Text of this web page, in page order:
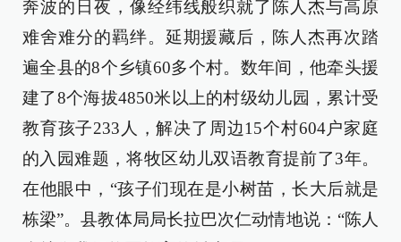
奔波的日夜，像经纬线般织就了陈人杰与高原
难舍难分的羁绊。延期援藏后，陈人杰再次踏
遍全县的8个乡镇60多个村。数年间，他牵头援
建了8个海拔4850米以上的村级幼儿园，累计受
教育孩子233人，解决了周边15个村604户家庭
的入园难题，将牧区幼儿双语教育提前了3年。
在他眼中，“孩子们现在是小树苗，长大后就是
栋梁”。县教体局局长拉巴次仁动情地说：“陈人